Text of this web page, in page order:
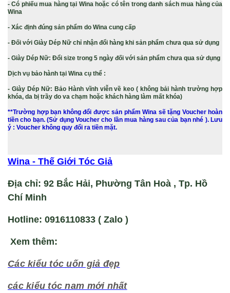
- Có phiếu mua hàng tại Wina hoặc có tên trong danh sách mua hàng của
Wina
- Xác định đúng sản phẩm do Wina cung cấp
- Đối với Giày Dép Nữ chỉ nhận đổi hàng khi sản phẩm chưa qua sử dụng
- Giày Dép Nữ: Đổi size trong 5 ngày đối với sản phẩm chưa qua sử dụng
Dịch vụ bảo hành tại Wina cụ thể :
- Giày Dép Nữ: Bảo Hành vĩnh viễnvề keo ( không bải hành trường hợp
khóa, da bị trầy do va chạm hoặc khách hàng làm mất khóa)
**Trường hợp bạn không đổi được sản phẩm Wina sẽ tặng Voucher hoàn
tiền cho bạn. (Sử dụng Voucher cho lần mua hàng sau của bạn nhé ). Lưu
ý : Voucher không quy đổi ra tiền mặt.
Wina - Thế Giới Tóc Giả
Địa chỉ: 92 Bắc Hải, Phường Tân Hoà , Tp. Hồ
Chí Minh
Hotline: 0916110833 ( Zalo )
Xem thêm:
Các kiểu tóc uốn giả đẹp
các kiểu tóc nam mới nhất